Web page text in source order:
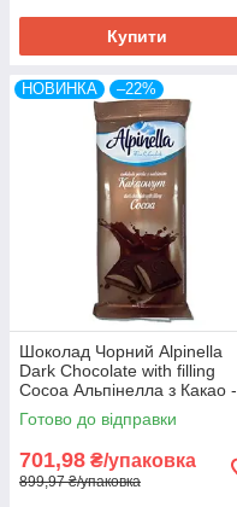
Купити
НОВИНКА –22%
Шоколад Чорний Alpinella
Dark Chocolate with filling
Cocoa Альпінелла з Какао -
Начинкою 100 г Польща (19
шт/1 уп)
Готово до відправки
701,98 ₴/упаковка
899,97 ₴/упаковка